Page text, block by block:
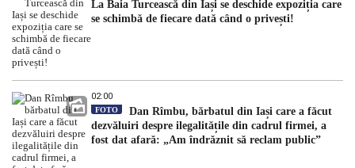
La Baia Turcească din Iași se deschide expoziția care
se schimbă de fiecare dată când o privești!
02:00
FOTO
Dan Rîmbu, bărbatul din Iași care a făcut
dezvăluiri despre ilegalitățile din cadrul firmei, a
fost dat afară: „Am îndrăznit să reclam public”